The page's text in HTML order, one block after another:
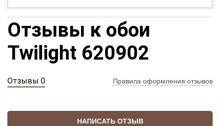
Отзывы к обои
Twilight 620902
Отзывы 0 Правила оформления отзывов
НАПИСАТЬ ОТЗЫВ